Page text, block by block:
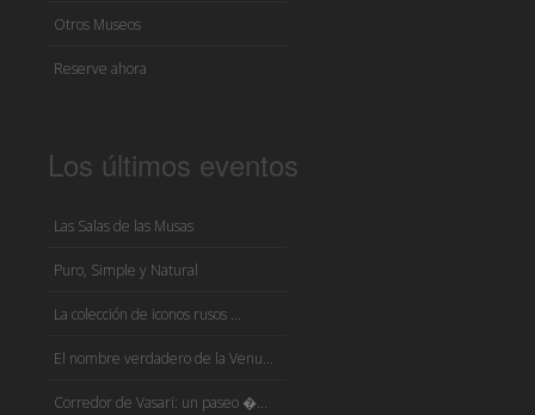
Otros Museos
Reserve ahora
Los últimos eventos
Las Salas de las Musas
Puro, Simple y Natural
La colección de iconos rusos ...
El nombre verdadero de la Venu...
Corredor de Vasari: un paseo �...